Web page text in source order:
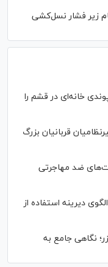
زیر فشار نسل‌کشی
آمریکا با بمب ۲ هزار پوندی خانه‌ای در قشم را
قربانیان بزرگ
ضد مهاجرتی
دیرینه استفاده از
نگاهی جامع به